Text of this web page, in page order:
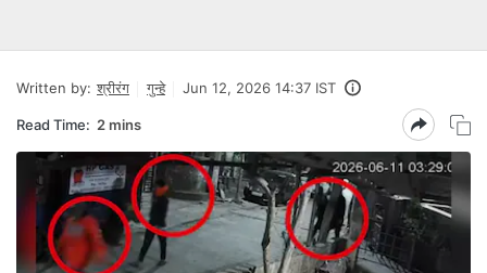
Written by: श्रीरंग गुन्हे Jun 12, 2026 14:37 IST
Read Time: 2 mins